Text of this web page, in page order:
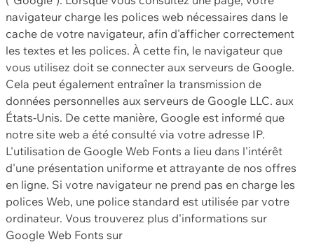
navigateur charge les polices web nécessaires dans le
cache de votre navigateur, afin d'afficher correctement
les textes et les polices. À cette fin, le navigateur que
vous utilisez doit se connecter aux serveurs de Google.
Cela peut également entraîner la transmission de
données personnelles aux serveurs de Google LLC. aux
États-Unis. De cette manière, Google est informé que
notre site web a été consulté via votre adresse IP.
L'utilisation de Google Web Fonts a lieu dans l'intérêt
d'une présentation uniforme et attrayante de nos offres
en ligne. Si votre navigateur ne prend pas en charge les
polices Web, une police standard est utilisée par votre
ordinateur. Vous trouverez plus d'informations sur
Google Web Fonts sur